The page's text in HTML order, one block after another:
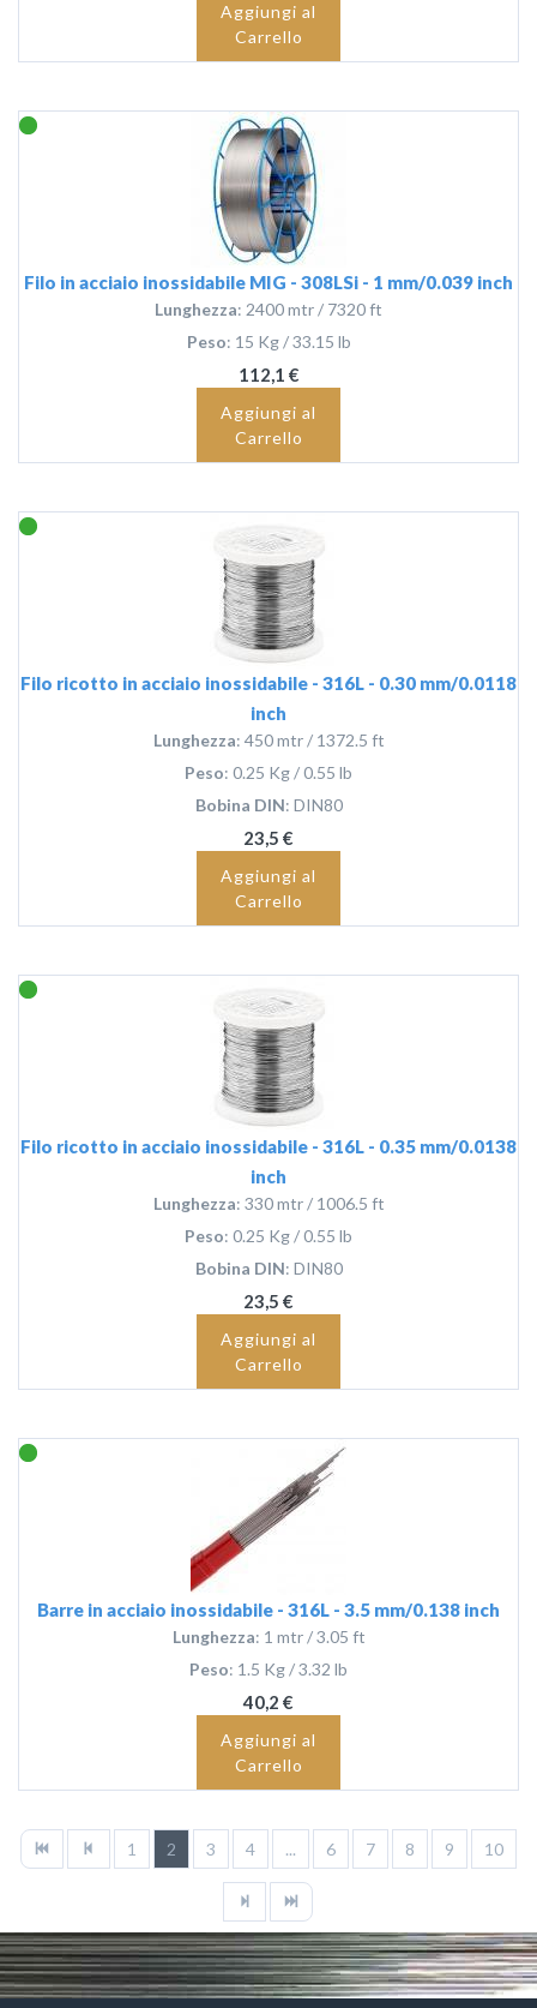
Aggiungi al
Carrello
Filo in acciaio inossidabile MIG - 308LSi - 1 mm/0.039 inch
Lunghezza: 2400 mtr / 7320 ft
Peso: 15 Kg / 33.15 lb
112,1 €
Aggiungi al
Carrello
Filo ricotto in acciaio inossidabile - 316L - 0.30 mm/0.0118
inch
Lunghezza: 450 mtr / 1372.5 ft
Peso: 0.25 Kg / 0.55 lb
Bobina DIN: DIN80
23,5 €
Aggiungi al
Carrello
Filo ricotto in acciaio inossidabile - 316L - 0.35 mm/0.0138
inch
Lunghezza: 330 mtr / 1006.5 ft
Peso: 0.25 Kg / 0.55 lb
Bobina DIN: DIN80
23,5 €
Aggiungi al
Carrello
Barre in acciaio inossidabile - 316L - 3.5 mm/0.138 inch
Lunghezza: 1 mtr / 3.05 ft
Peso: 1.5 Kg / 3.32 lb
40,2 €
Aggiungi al
Carrello
1 2 3 4 ... 6 7 8 9 10